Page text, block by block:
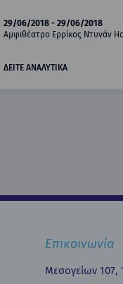
29/06/2018 - 29/06/2018
Αμφιθέατρο Ερρίκος Ντυνάν
ΔΕΙΤΕ ΑΝΑΛΥΤΙΚΑ
Επικοινωνία
Μεσογείων 107,